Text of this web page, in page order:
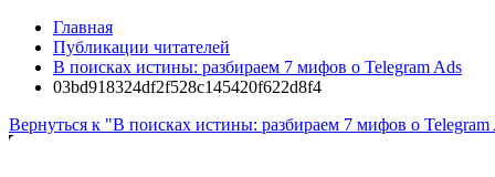
Главная
Публикации читателей
В поисках истины: разбираем 7 мифов о Telegram Ads
03bd918324df2f528c145420f622d8f4
Вернуться к "В поисках истины: разбираем 7 мифов о Telegram